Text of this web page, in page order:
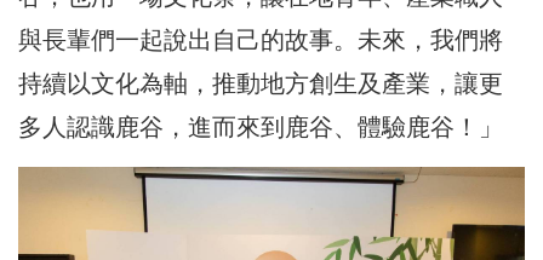
與長輩們一起說出自己的故事。未來，我們將
持續以文化為軸，推動地方創生及產業，讓更
多人認識鹿谷，進而來到鹿谷、體驗鹿谷！」